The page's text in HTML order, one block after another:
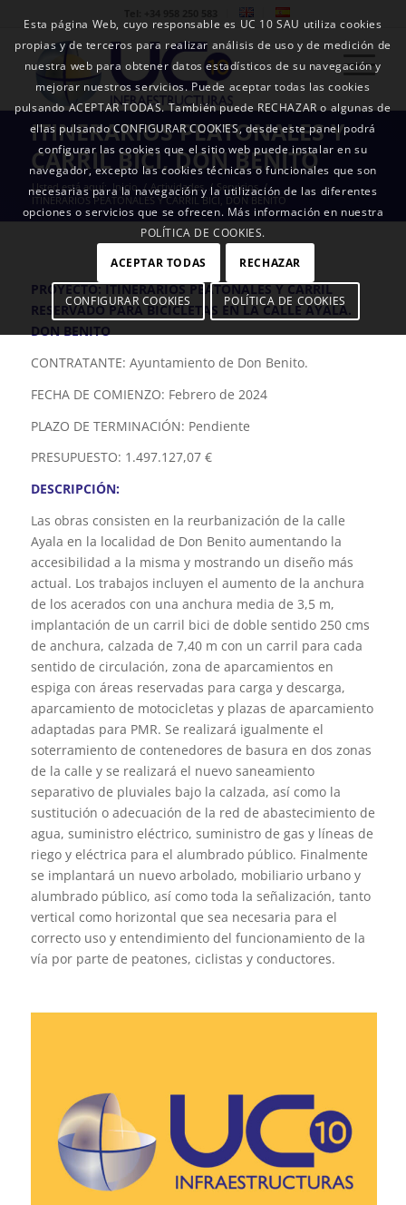
ITINERARIOS PEATONALES Y
CARRIL BICI, DON BENITO
Usted está aquí: Inicio / Actividades / Servicios /
ITINERARIOS PEATONALES Y CARRIL BICI, DON BENITO
PROYECTO: ITINERARIOS PEATONALES Y CARRIL
RESERVADO PARA BICICLETAS EN LA CALLE AYALA.
DON BENITO
CONTRATANTE: Ayuntamiento de Don Benito.
FECHA DE COMIENZO: Febrero de 2024
PLAZO DE TERMINACIÓN: Pendiente
PRESUPUESTO: 1.497.127,07 €
DESCRIPCIÓN:
Las obras consisten en la reurbanización de la calle
Ayala en la localidad de Don Benito aumentando la
accesibilidad a la misma y mostrando un diseño más
actual. Los trabajos incluyen el aumento de la anchura
de los acerados con una anchura media de 3,5 m,
implantación de un carril bici de doble sentido 250 cms
de anchura, calzada de 7,40 m con un carril para cada
sentido de circulación, zona de aparcamientos en
espiga con áreas reservadas para carga y descarga,
aparcamiento de motocicletas y plazas de aparcamiento
adaptadas para PMR. Se realizará igualmente el
soterramiento de contenedores de basura en dos zonas
de la calle y se realizará el nuevo saneamiento
separativo de pluviales bajo la calzada, así como la
sustitución o adecuación de la red de abastecimiento de
agua, suministro eléctrico, suministro de gas y líneas de
riego y eléctrica para el alumbrado público. Finalmente
se implantará un nuevo arbolado, mobiliario urbano y
alumbrado público, así como toda la señalización, tanto
vertical como horizontal que sea necesaria para el
correcto uso y entendimiento del funcionamiento de la
vía por parte de peatones, ciclistas y conductores.
Esta página Web, cuyo responsable es UC 10 SAU utiliza cookies
propias y de terceros para realizar análisis de uso y de medición de
nuestra web para obtener datos estadísticos de su navegación y
mejorar nuestros servicios. Puede aceptar todas las cookies
pulsando ACEPTAR TODAS. También puede RECHAZAR o algunas de
ellas pulsando CONFIGURAR COOKIES, desde este panel podrá
configurar las cookies que el sitio web puede instalar en su
navegador, excepto las cookies técnicas o funcionales que son
necesarias para la navegación y la utilización de las diferentes
opciones o servicios que se ofrecen. Más información en nuestra
POLÍTICA DE COOKIES.
ACEPTAR TODAS
RECHAZAR
CONFIGURAR COOKIES POLÍTICA DE COOKIES